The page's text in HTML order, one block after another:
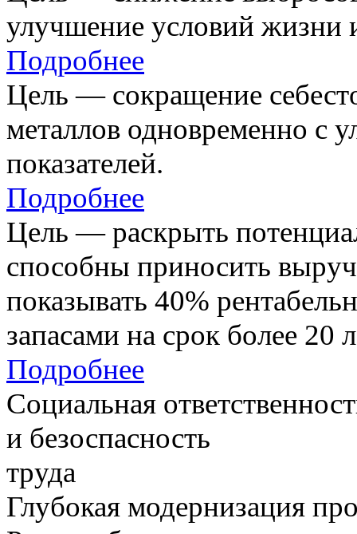
улучшение условий жизни
Подробнее
Цель — сокращение
металлов одновременно с
показателей.
Подробнее
Цель — раскрыть
способны приносить
показывать 40%
запасами на срок более 20
Подробнее
Социальная
и безоспасность
труда
Глубокая модернизация